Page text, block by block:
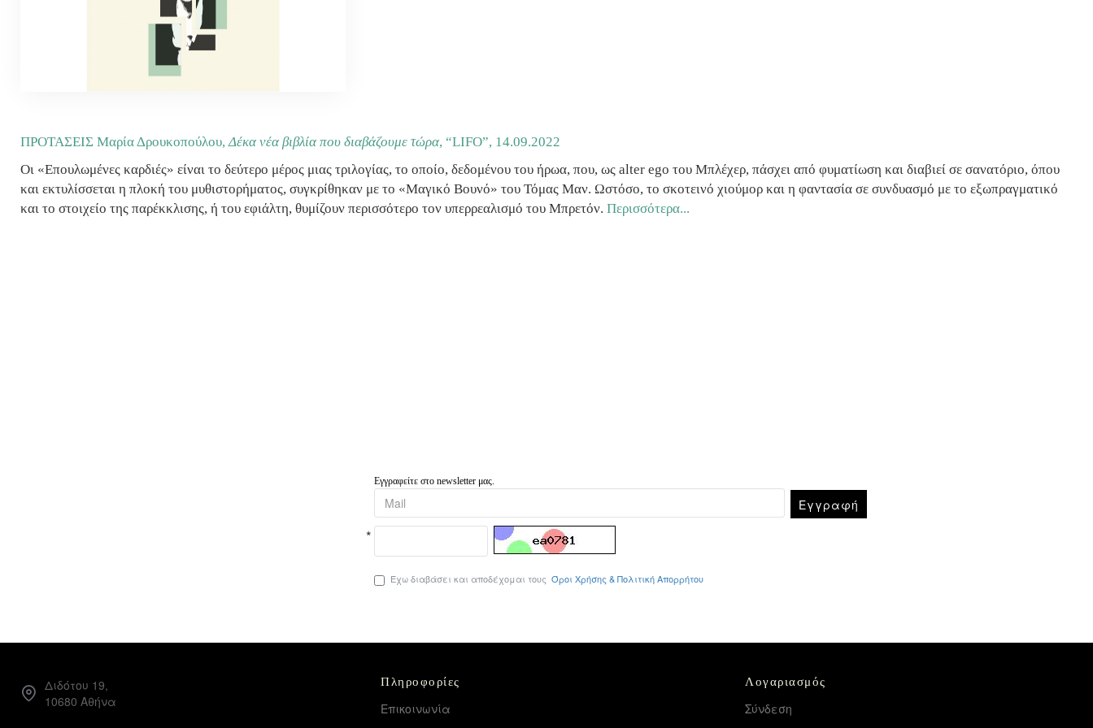
ΠΡΟΤΑΣΕΙΣ Μαρία Δρουκοπούλου, Δέκα νέα βιβλία που διαβάζουμε τώρα, “LIFO”, 14.09.2022
Οι «Επουλωμένες καρδιές» είναι το δεύτερο μέρος μιας τριλογίας, το οποίο, δεδομένου του ήρωα, που, ως alter ego του Μπλέχερ, πάσχει από φυματίωση και διαβιεί σε σανατόριο, όπου
και εκτυλίσσεται η πλοκή του μυθιστορήματος, συγκρίθηκαν με το «Μαγικό Βουνό» του Τόμας Μαν. Ωστόσο, το σκοτεινό χιούμορ και η φαντασία σε συνδυασμό με το εξωπραγματικό
και το στοιχείο της παρέκκλισης, ή του εφιάλτη, θυμίζουν περισσότερο τον υπερρεαλισμό του Μπρετόν. Περισσότερα...
Εγγραφείτε στο newsletter μας.
Εγγραφή
Έχω διαβάσει και αποδέχομαι τους Όροι Χρήσης & Πολιτική Απορρήτου
Διδότου 19,
10680 Αθήνα
Πληροφορίες
Επικοινωνία
Λογαριασμός
Σύνδεση